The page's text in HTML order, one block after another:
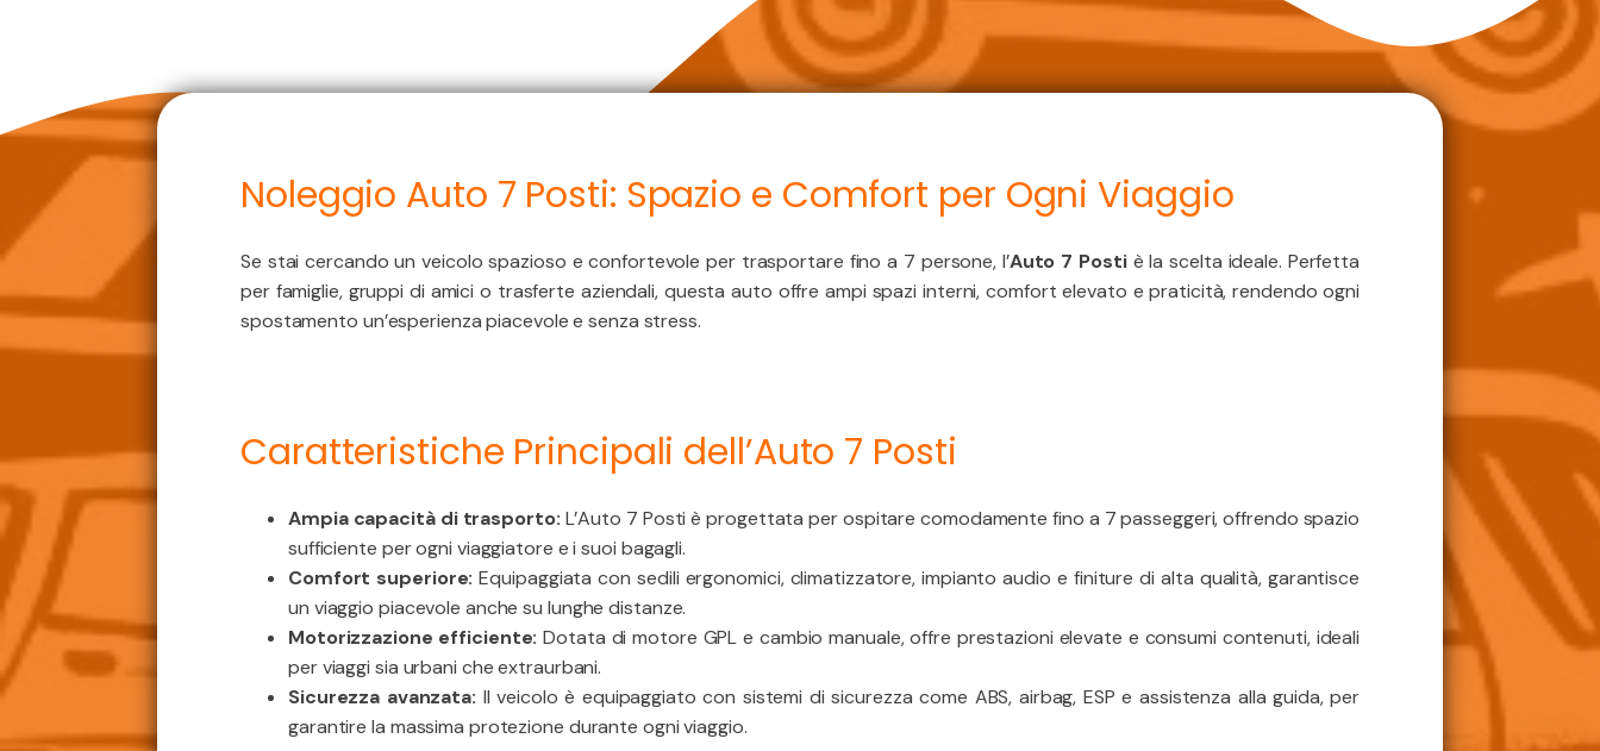
Noleggio Auto 7 Posti: Spazio e Comfort per Ogni Viaggio
Se stai cercando un veicolo spazioso e confortevole per trasportare fino a 7 persone, l’Auto 7 Postiè la scelta ideale. Perfetta
per famiglie, gruppi di amici o trasferte aziendali, questa auto offre ampi spazi interni, comfort elevato e praticità, rendendo ogni
spostamento un’esperienza piacevole e senza stress.
Caratteristiche Principali dell’Auto 7 Posti
Ampia capacità di trasporto: L’Auto 7 Posti è progettata per ospitare comodamente fino a 7 passeggeri, offrendo spazio
sufficiente per ogni viaggiatore e i suoi bagagli.
Comfort superiore: Equipaggiata con sedili ergonomici, climatizzatore, impianto audio e finiture di alta qualità, garantisce
un viaggio piacevole anche su lunghe distanze.
Motorizzazione efficiente: Dotata di motore GPL e cambio manuale, offre prestazioni elevate e consumi contenuti, ideali
per viaggi sia urbani che extraurbani.
Sicurezza avanzata: Il veicolo è equipaggiato con sistemi di sicurezza come ABS, airbag, ESP e assistenza alla guida, per
garantire la massima protezione durante ogni viaggio.